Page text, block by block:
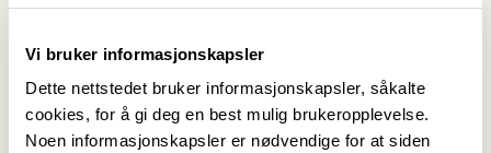
Vi bruker informasjonskapsler
Dette nettstedet bruker informasjonskapsler, såkalte
cookies, for å gi deg en best mulig brukeropplevelse.
Noen informasjonskapsler er nødvendige for at siden
medlemmer 🦋
Arrangementer og turer med
Fagforbundet Ahus